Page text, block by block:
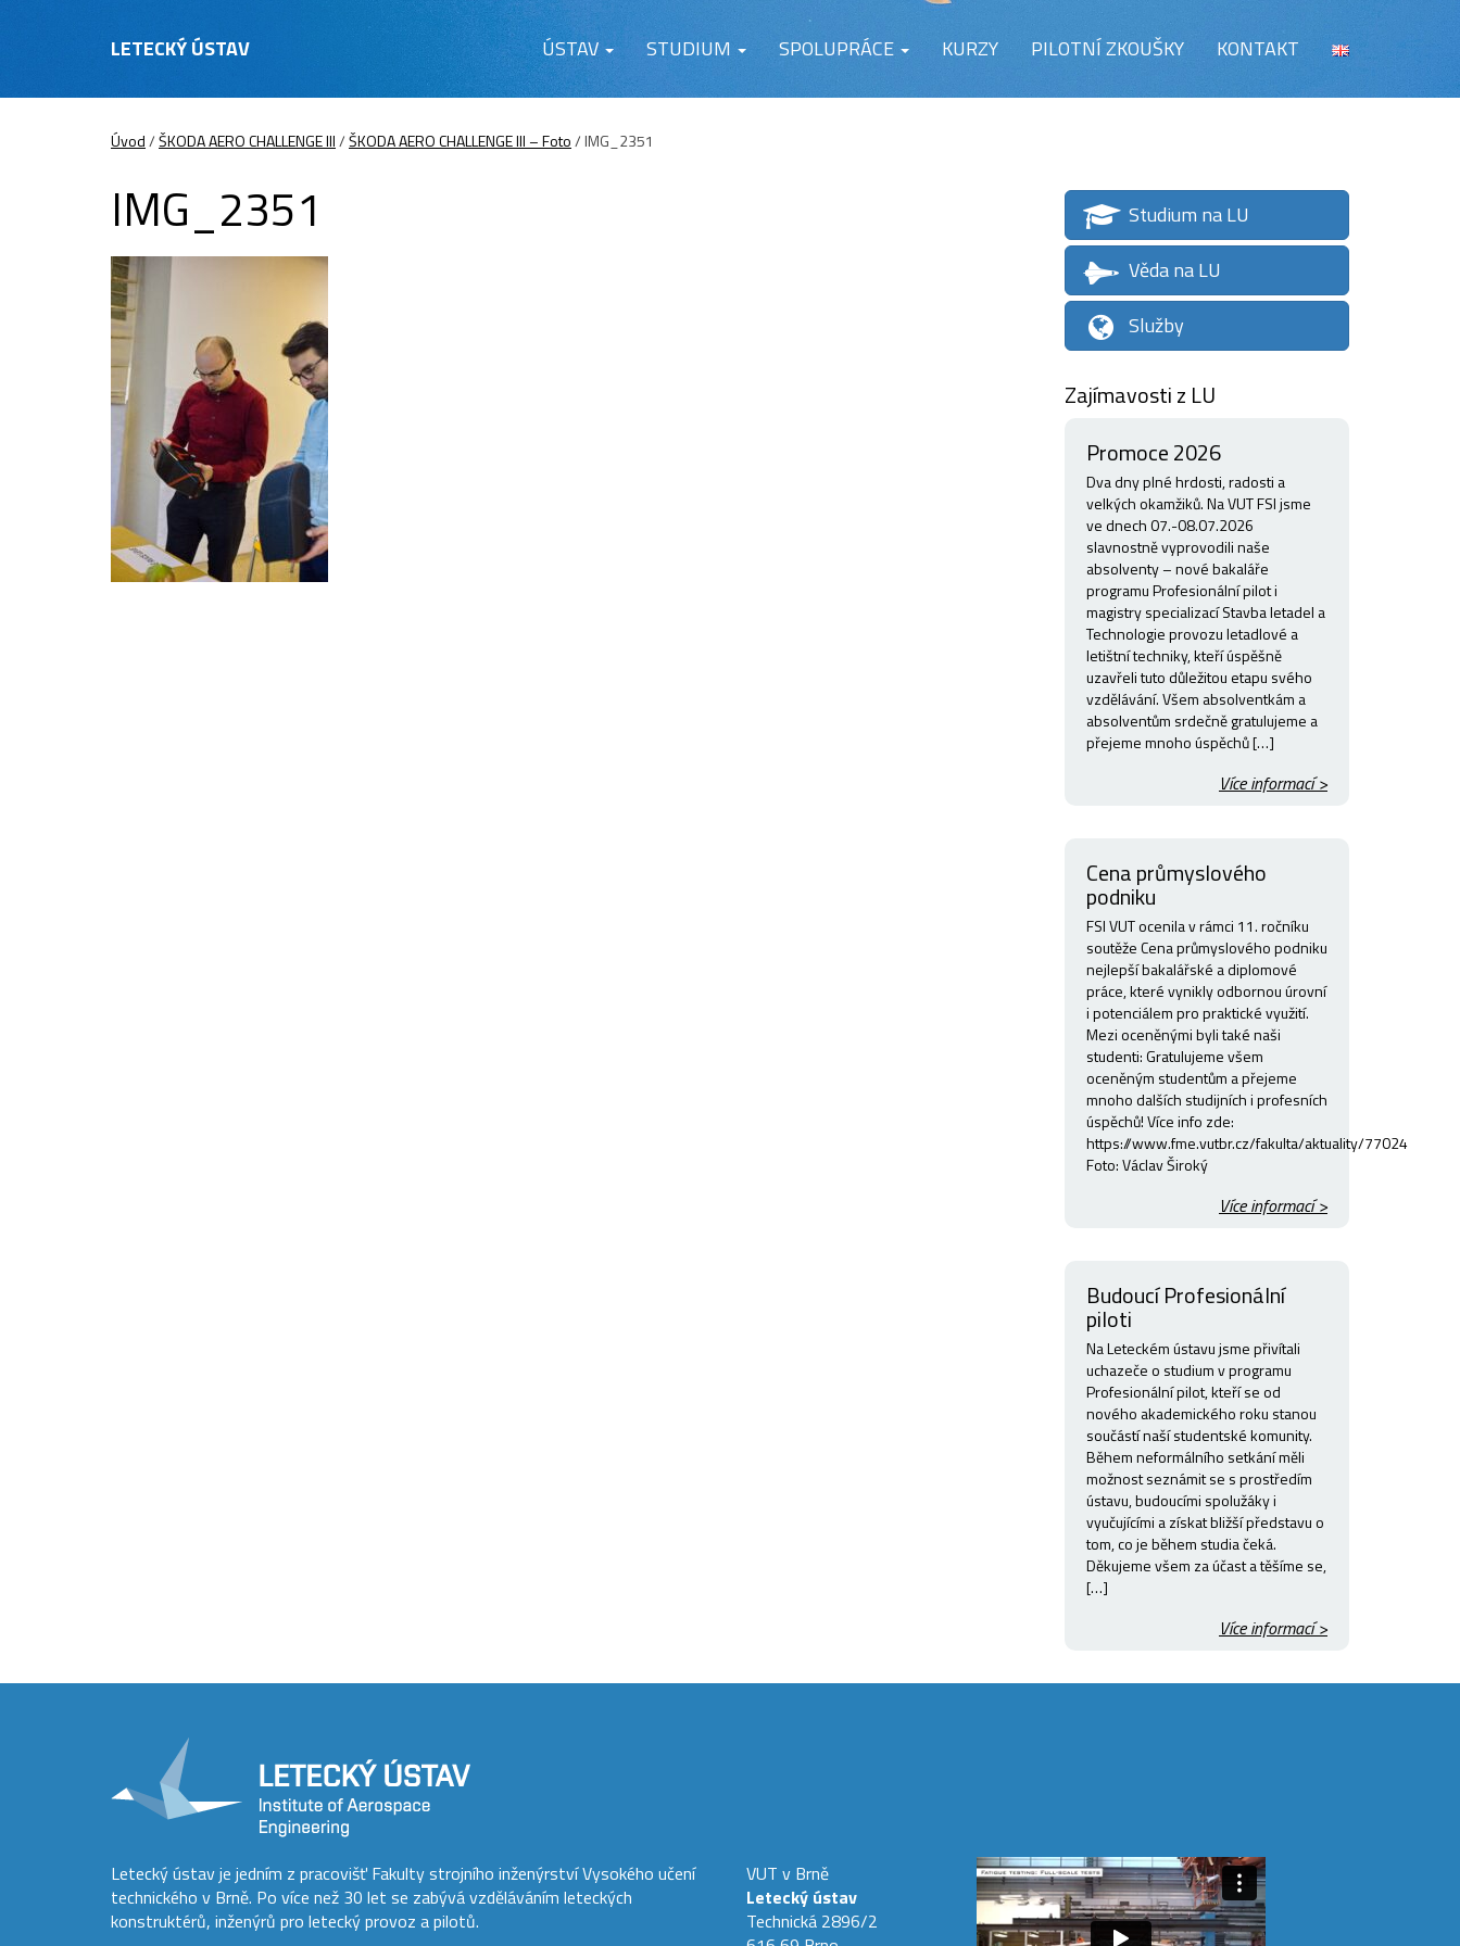
LETECKÝ ÚSTAV ÚSTAV STUDIUM SPOLUPRÁCE KURZY PILOTNÍ ZKOUŠKY KONTAKT
Úvod/ŠKODA AERO CHALLENGE III/ŠKODA AERO CHALLENGE III – Foto/IMG_2351
IMG_2351
Studium na LU
Věda na LU
Služby
Zajímavosti z LU
Promoce 2026
Dva dny plné hrdosti, radosti a
velkých okamžiků. Na VUT FSI jsme
ve dnech 07.-08.07.2026
slavnostně vyprovodili naše
absolventy – nové bakaláře
programu Profesionální pilot i
magistry specializací Stavba letadel a
Technologie provozu letadlové a
letištní techniky, kteří úspěšně
uzavřeli tuto důležitou etapu svého
vzdělávání. Všem absolventkám a
absolventům srdečně gratulujeme a
přejeme mnoho úspěchů […]
Více informací >
Cena průmyslového
podniku
FSI VUT ocenila v rámci 11. ročníku
soutěže Cena průmyslového podniku
nejlepší bakalářské a diplomové
práce, které vynikly odbornou úrovní
i potenciálem pro praktické využití.
Mezi oceněnými byli také naši
studenti: Gratulujeme všem
oceněným studentům a přejeme
mnoho dalších studijních i profesních
úspěchů! Více info zde:
https://www.fme.vutbr.cz/fakulta/aktuality/77024
Foto: Václav Široký
Více informací >
Budoucí Profesionální
piloti
Na Leteckém ústavu jsme přivítali
uchazeče o studium v programu
Profesionální pilot, kteří se od
nového akademického roku stanou
součástí naší studentské komunity.
Během neformálního setkání měli
možnost seznámit se s prostředím
ústavu, budoucími spolužáky i
vyučujícími a získat bližší představu o
tom, co je během studia čeká.
Děkujeme všem za účast a těšíme se,
[…]
Více informací >
Letecký ústav je jedním z pracovišť Fakulty strojního inženýrství Vysokého učení
technického v Brně. Po více než 30 let se zabývá vzděláváním leteckých
konstruktérů, inženýrů pro letecký provoz a pilotů.
VUT v Brně
Letecký ústav
Technická 2896/2